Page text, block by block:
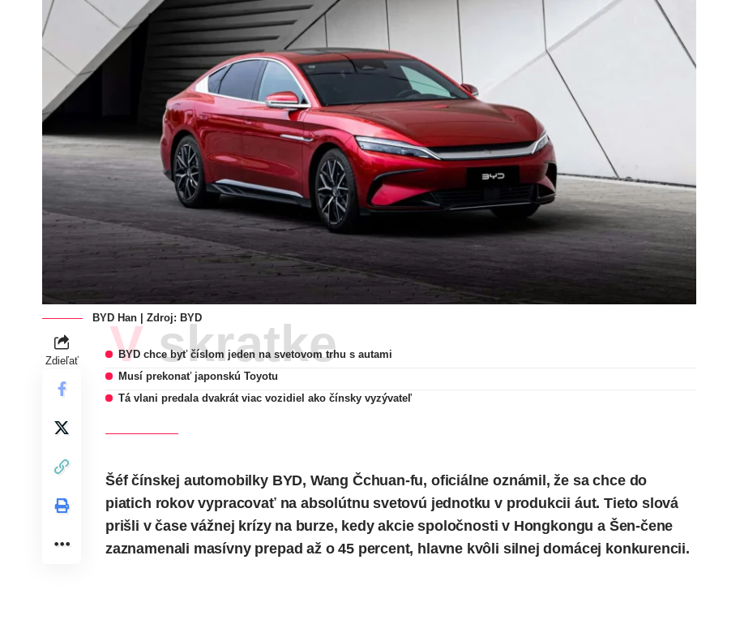
BYD Han | Zdroj: BYD
Zdieľať V skratke
BYD chce byť číslom jeden na svetovom trhu s autami
Musí prekonať japonskú Toyotu
Tá vlani predala dvakrát viac vozidiel ako čínsky vyzývateľ
Šéfčínskej automobilkyBYD, Wang Čchuan-fu, oficiálne oznámil, že sa chce do
piatich rokov vypracovať na absolútnu svetovú jednotku v produkcii áut. Tieto slová
prišli v čase vážnej krízy na burze, kedy akcie spoločnosti v Hongkongu a Šen-čene
zaznamenali masívny prepad až o 45 percent, hlavne kvôli silnej domácej konkurencii.